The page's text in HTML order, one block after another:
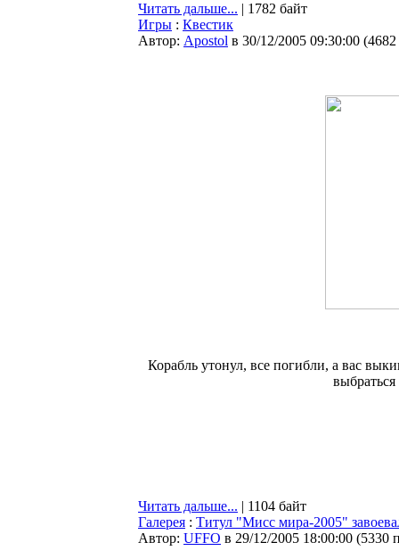
Читать дальше... | 1782 байт
Игры : Квестик
Автор: Apostol в 30/12/2005 09:30:00 (
Корабль утонул, все погибли, а вас
Читать дальше... | 1104 байт
Галерея : Титул "Мисс мира-2005"
Автор: UFFO в 29/12/2005 18:00:00 (5330